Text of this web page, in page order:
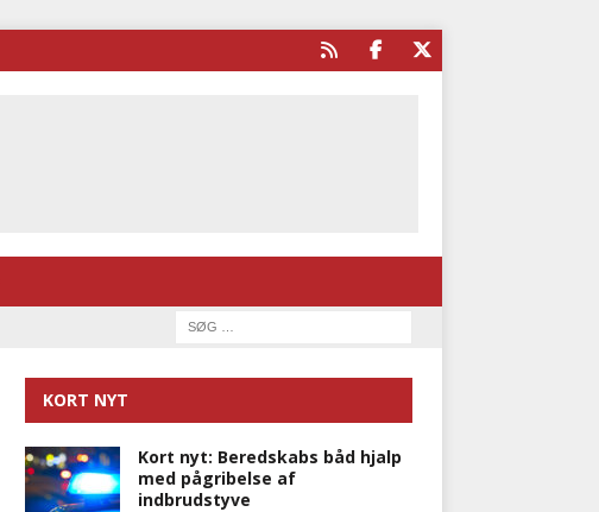
KORT NYT
Kort nyt: Beredskabs båd hjalp
med pågribelse af
indbrudstyve